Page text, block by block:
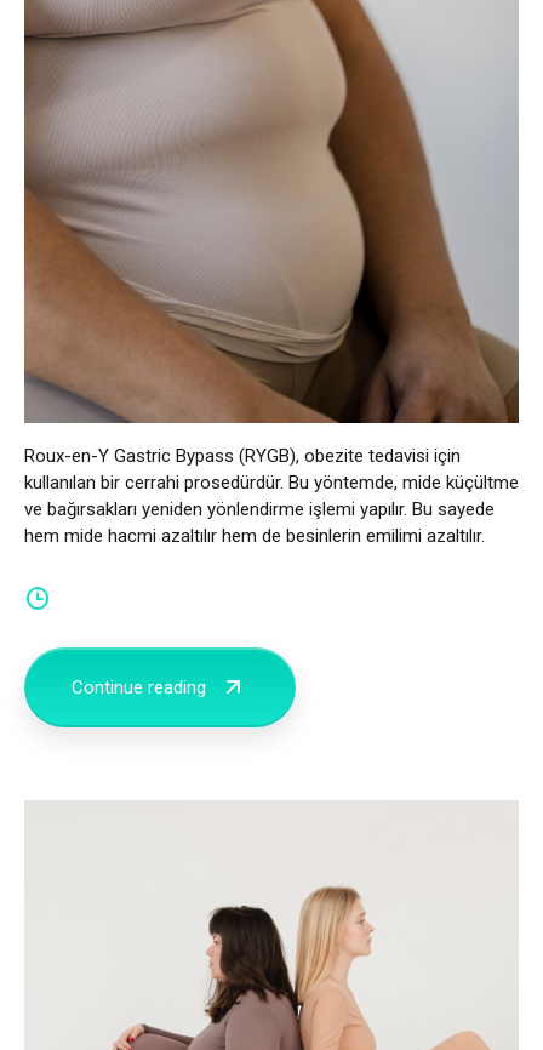
Roux-en-Y Gastric Bypass (RYGB), obezite tedavisi için
kullanılan bir cerrahi prosedürdür. Bu yöntemde, mide küçültme
ve bağırsakları yeniden yönlendirme işlemi yapılır. Bu sayede
hem mide hacmi azaltılır hem de besinlerin emilimi azaltılır.
Continue reading